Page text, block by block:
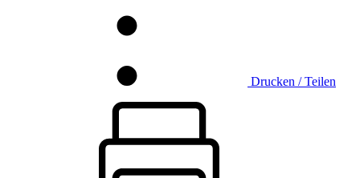
Drucken / Teilen